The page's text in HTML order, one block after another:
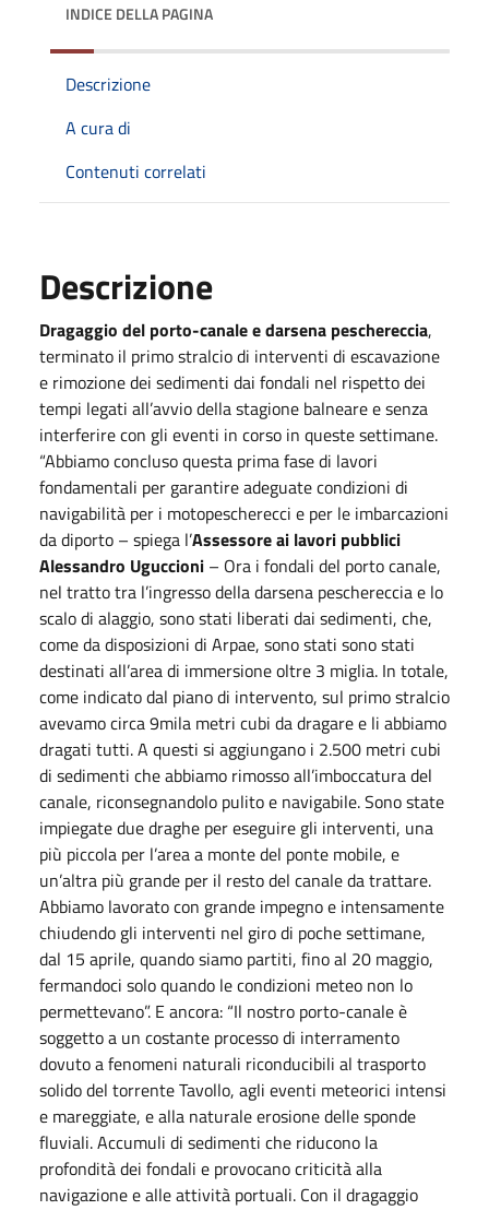
INDICE DELLA PAGINA
Descrizione
A cura di
Contenuti correlati
Descrizione
Dragaggio del porto-canale e darsena peschereccia,
terminato il primo stralcio di interventi di escavazione
e rimozione dei sedimenti dai fondali nel rispetto dei
tempi legati all’avvio della stagione balneare e senza
interferire con gli eventi in corso in queste settimane.
“Abbiamo concluso questa prima fase di lavori
fondamentali per garantire adeguate condizioni di
navigabilità per i motopescherecci e per le imbarcazioni
da diporto – spiega l’Assessore ai lavori pubblici
Alessandro Uguccioni – Ora i fondali del porto canale,
nel tratto tra l’ingresso della darsena peschereccia e lo
scalo di alaggio, sono stati liberati dai sedimenti, che,
come da disposizioni di Arpae, sono stati sono stati
destinati all’area di immersione oltre 3 miglia. In totale,
come indicato dal piano di intervento, sul primo stralcio
avevamo circa 9mila metri cubi da dragare e li abbiamo
dragati tutti. A questi si aggiungano i 2.500 metri cubi
di sedimenti che abbiamo rimosso all’imboccatura del
canale, riconsegnandolo pulito e navigabile. Sono state
impiegate due draghe per eseguire gli interventi, una
più piccola per l’area a monte del ponte mobile, e
un’altra più grande per il resto del canale da trattare.
Abbiamo lavorato con grande impegno e intensamente
chiudendo gli interventi nel giro di poche settimane,
dal 15 aprile, quando siamo partiti, fino al 20 maggio,
fermandoci solo quando le condizioni meteo non lo
permettevano”. E ancora: “Il nostro porto-canale è
soggetto a un costante processo di interramento
dovuto a fenomeni naturali riconducibili al trasporto
solido del torrente Tavollo, agli eventi meteorici intensi
e mareggiate, e alla naturale erosione delle sponde
fluviali. Accumuli di sedimenti che riducono la
profondità dei fondali e provocano criticità alla
navigazione e alle attività portuali. Con il dragaggio